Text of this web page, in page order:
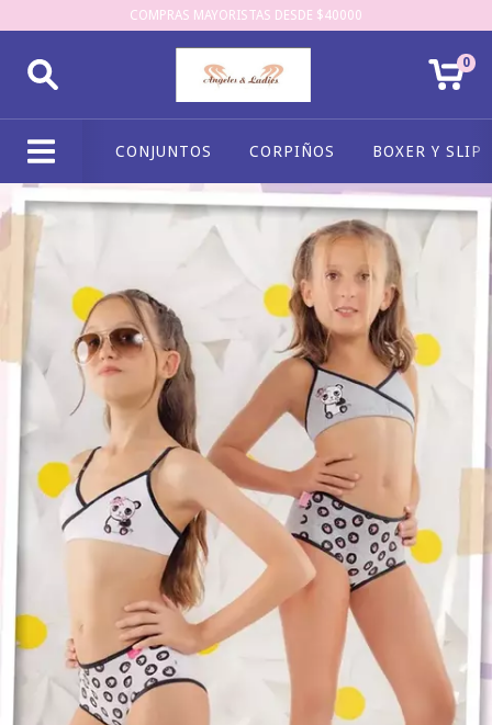
COMPRAS MAYORISTAS DESDE $40000
0
CONJUNTOS CORPIÑOS BOXER Y SLIP